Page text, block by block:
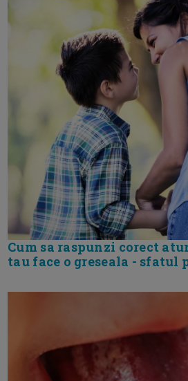
Cum sa raspunzi corect
tau face o greseala - sfatul